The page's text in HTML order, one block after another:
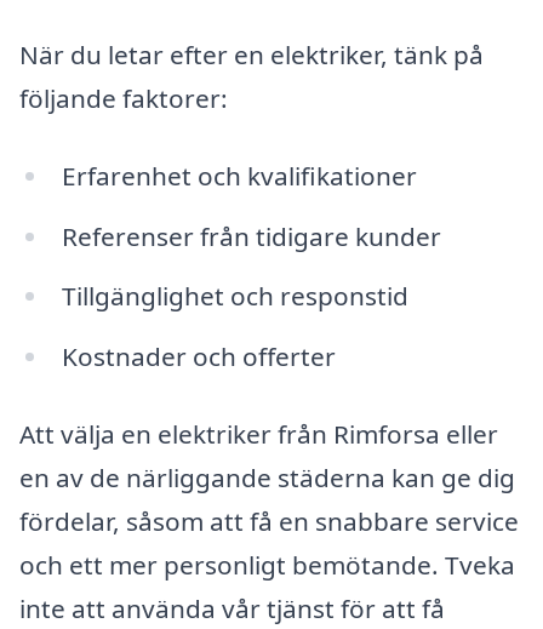
När du letar efter en elektriker, tänk på
följande faktorer:
Erfarenhet och kvalifikationer
Referenser från tidigare kunder
Tillgänglighet och responstid
Kostnader och offerter
Att välja en elektriker från Rimforsa eller
en av de närliggande städerna kan ge dig
fördelar, såsom att få en snabbare service
och ett mer personligt bemötande. Tveka
inte att använda vår tjänst för att få